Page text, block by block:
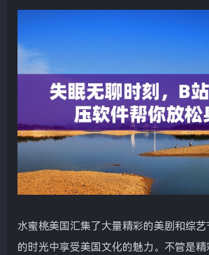
水蜜桃美国汇集了大量精彩的美剧和综
的时光中享受美国文化的魅力。不管是